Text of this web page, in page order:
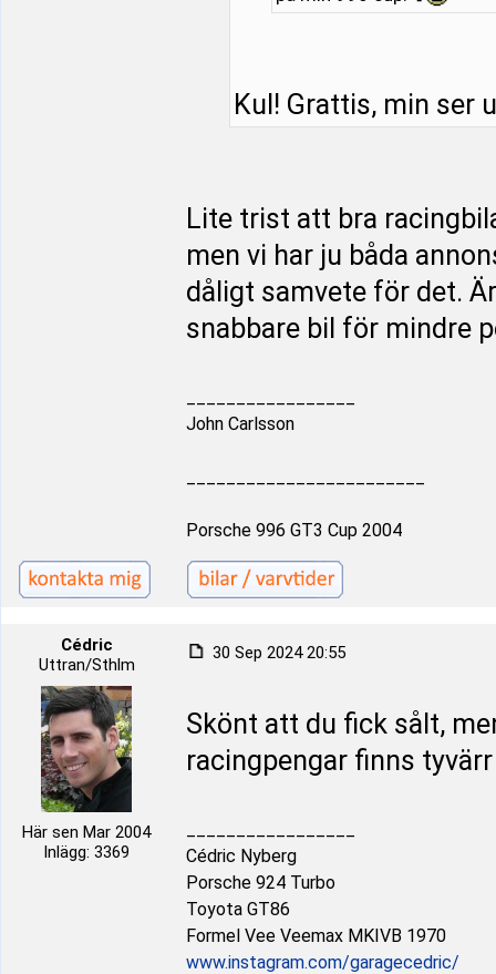
Kul! Grattis, min ser
Lite trist att bra
men vi har ju båda
dåligt samvete för det.
snabbare bil för mindre
John Carlsson
Porsche 996 GT3 Cup 2004
Cédric
Uttran/Sthlm
Här sen Mar 2004
Inlägg: 3369
30 Sep 2024 20:55
Skönt att du fick sålt,
racingpengar finns
Cédric Nyberg
Porsche 924 Turbo
Toyota GT86
Formel Vee Veemax MKIVB 1970
www.instagram.com/garagecedric/